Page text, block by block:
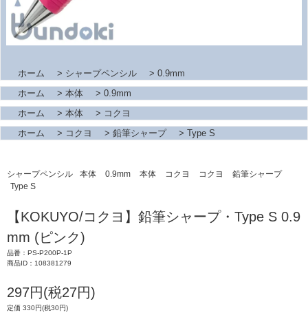
ホーム > シャープペンシル > 0.9mm
ホーム
> 本体 > 0.9mm
ホーム
> 本体 > コクヨ
ホーム
> コクヨ > 鉛筆シャープ > Type S
シャープペンシル 本体 0.9mm 本体 コクヨ コクヨ
鉛筆シャープ
Type S
【KOKUYO/コクヨ】鉛筆シャープ・Type S 0.9
mm (ピンク)
品番：PS-P200P-1P
商品ID：108381279
297円(税27円)
定価 330円(税30円)